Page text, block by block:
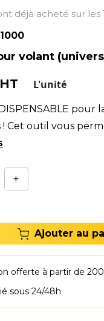
déjà acheté sur les
volant
L'unité
pour
! Cet outil vous
véhicules avec
+
Ajouter au
offerte à partir de
sous 24/48h